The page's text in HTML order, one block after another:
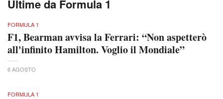
Ultime da Formula 1
FORMULA 1
F1, Bearman avvisa la Ferrari: “Non aspetterò
all'infinito Hamilton. Voglio il Mondiale”
6 AGOSTO
FORMULA 1